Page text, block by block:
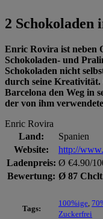
2 Schokoladen
Enric Rovira ist neben
Schokoladen- und
Schokoladen nicht
durch seine
Barcelona den Weg in
der von ihm
Enric Rovira
Land:
Spanien
Website:
http://
Ladenpreis: Ø €4.90/
Bewertung: Ø 87
Tags:
100%ige
Zuckerfrei